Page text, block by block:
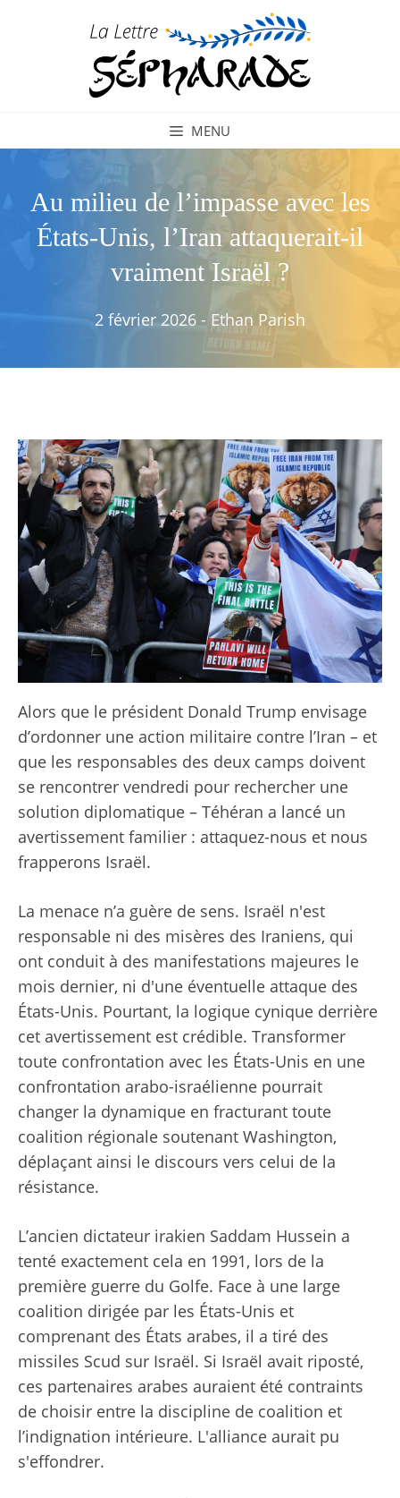
MENU
Au milieu de l’impasse avec les
États-Unis, l’Iran attaquerait-il
vraiment Israël ?
2 février 2026 - Ethan Parish
Alors que le président Donald Trump envisage
d’ordonner une action militaire contre l’Iran – et
que les responsables des deux camps doivent
se rencontrer vendredi pour rechercher une
solution diplomatique – Téhéran a lancé un
avertissement familier : attaquez-nous et nous
frapperons Israël.
La menace n’a guère de sens. Israël n'est
responsable ni des misères des Iraniens, qui
ont conduit à des manifestations majeures le
mois dernier, ni d'une éventuelle attaque des
États-Unis. Pourtant, la logique cynique derrière
cet avertissement est crédible. Transformer
toute confrontation avec les États-Unis en une
confrontation arabo-israélienne pourrait
changer la dynamique en fracturant toute
coalition régionale soutenant Washington,
déplaçant ainsi le discours vers celui de la
résistance.
L’ancien dictateur irakien Saddam Hussein a
tenté exactement cela en 1991, lors de la
première guerre du Golfe. Face à une large
coalition dirigée par les États-Unis et
comprenant des États arabes, il a tiré des
missiles Scud sur Israël. Si Israël avait riposté,
ces partenaires arabes auraient été contraints
de choisir entre la discipline de coalition et
l’indignation intérieure. L'alliance aurait pu
s'effondrer.